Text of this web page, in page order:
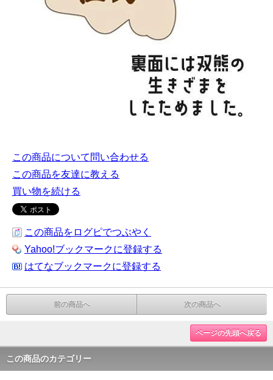
この商品について問い合わせる
この商品を友達に教える
買い物を続ける
この商品をログピでつぶやく
Yahoo!ブックマークに登録する
はてなブックマークに登録する
前の商品へ 次の商品へ
ページの先頭へ戻る
この商品のカテゴリー